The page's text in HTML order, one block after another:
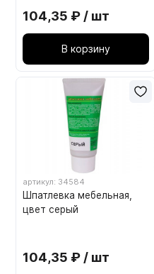
104,35 ₽ / шт
В корзину
артикул: 34584
Шпатлевка мебельная,
цвет серый
104,35 ₽ / шт